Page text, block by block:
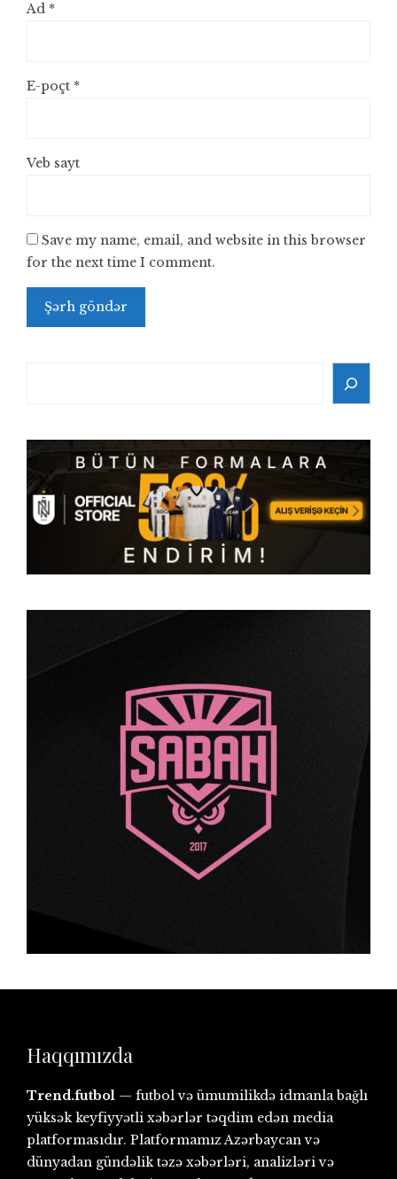
Ad *
E-poçt *
Veb sayt
Save my name, email, and website in this browser
for the next time I comment.
Haqqımızda
Trend.futbol — futbol və ümumilikdə idmanla bağlı
yüksək keyfiyyətli xəbərlər təqdim edən media
platformasıdır. Platformamız Azərbaycan və
dünyadan gündəlik təzə xəbərləri, analizləri və